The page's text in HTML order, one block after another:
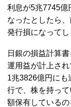
利息が5兆7745億
なったとしたら
発行損になってし
日銀の損益計算
運用益が計上さ
1兆3826億円にも
行で、株を持っ
額保有している